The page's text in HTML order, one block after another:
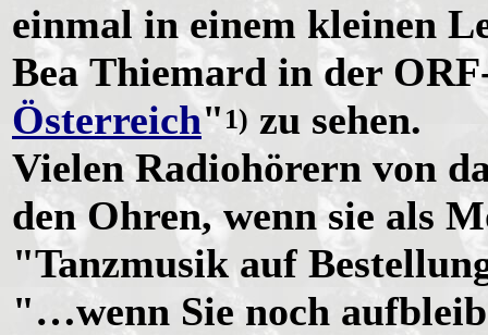
einmal in einem kleinen
Bea Thiemard in der
Österreich" 1) zu sehen.
Vielen Radiohörern von
den Ohren, wenn sie als
"Tanzmusik auf
"…wenn Sie noch